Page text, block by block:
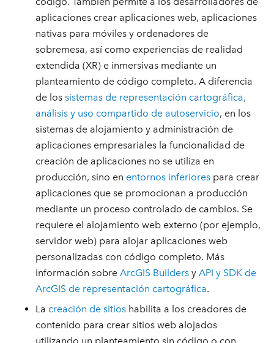
aplicaciones crear aplicaciones web, aplicaciones
nativas para móviles y ordenadores de
sobremesa, así como experiencias de realidad
extendida (XR) e inmersivas mediante un
planteamiento de código completo. A diferencia
de lossistemas de representación cartográfica,
análisis y uso compartido de autoservicio, en los
sistemas de alojamiento y administración de
aplicaciones empresariales la funcionalidad de
creación de aplicaciones no se utiliza en
producción, sino en entornos inferiores para crear
aplicaciones que se promocionan a producción
mediante un proceso controlado de cambios. Se
requiere el alojamiento web externo (por ejemplo,
servidor web) para alojar aplicaciones web
personalizadas con código completo. Más
información sobreArcGIS Builders yAPI y SDK de
ArcGIS de representación cartográfica.
La creación de sitios habilita a los creadores de
contenido para crear sitios web alojados